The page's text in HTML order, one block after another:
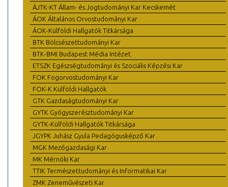
ÁJTK-KT Állam- és Jogtudományi Kar Kecskemét
ÁOK Általános Orvostudományi Kar
ÁOK-Külföldi Hallgatók Titkársága
BTK Bölcsészettudományi Kar
BTK-BMI Budapest Média Intézet
ETSZK Egészségtudományi és Szociális Képzési Kar
FOK Fogorvostudományi Kar
FOK-K Külföldi Hallgatók
GTK Gazdaságtudományi Kar
GYTK Gyógyszerésztudományi Kar
GYTK-Külföldi Hallgatók Titkársága
JGYPK Juhász Gyula Pedagógusképző Kar
MGK Mezőgazdasági Kar
MK Mérnöki Kar
TTIK Természettudományi és Informatikai Kar
ZMK Zeneművészeti Kar